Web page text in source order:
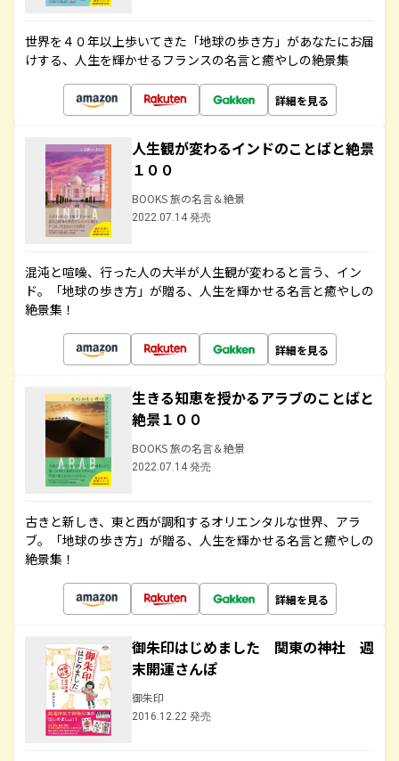
世界を４０年以上歩いてきた「地球の歩き方」があなたにお届
けする、人生を輝かせるフランスの名言と癒やしの絶景集
詳細を見る
人生観が変わるインドのことばと絶景
１００
BOOKS 旅の名言＆絶景
2022.07.14 発売
混沌と喧噪、行った人の大半が人生観が変わると言う、イン
ド。「地球の歩き方」が贈る、人生を輝かせる名言と癒やしの
絶景集！
詳細を見る
生きる知恵を授かるアラブのことばと
絶景１００
BOOKS 旅の名言＆絶景
2022.07.14 発売
古きと新しき、東と西が調和するオリエンタルな世界、アラ
ブ。「地球の歩き方」が贈る、人生を輝かせる名言と癒やしの
絶景集！
詳細を見る
御朱印はじめました 関東の神社 週
末開運さんぽ
御朱印
2016.12.22 発売